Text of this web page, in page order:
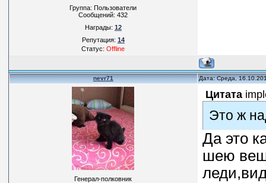
Группа: Пользователи
Сообщений:432
Награды:12
Репутация:14
Статус:Offline
nevr71 Дата: Среда,
Генерал-полковник
Цитата
Это ж
Да это
шею